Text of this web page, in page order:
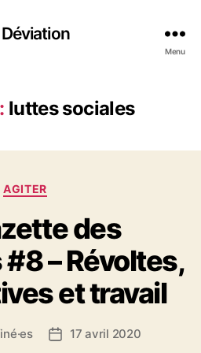
Menu
luttes sociales
C
t
é
g
o
r
i
s
AGITER
des
– Révoltes,
et travail
D 17 avril 2020